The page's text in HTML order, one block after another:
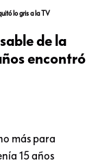
lo gris a la TV
de la
encontró
más para
15 años